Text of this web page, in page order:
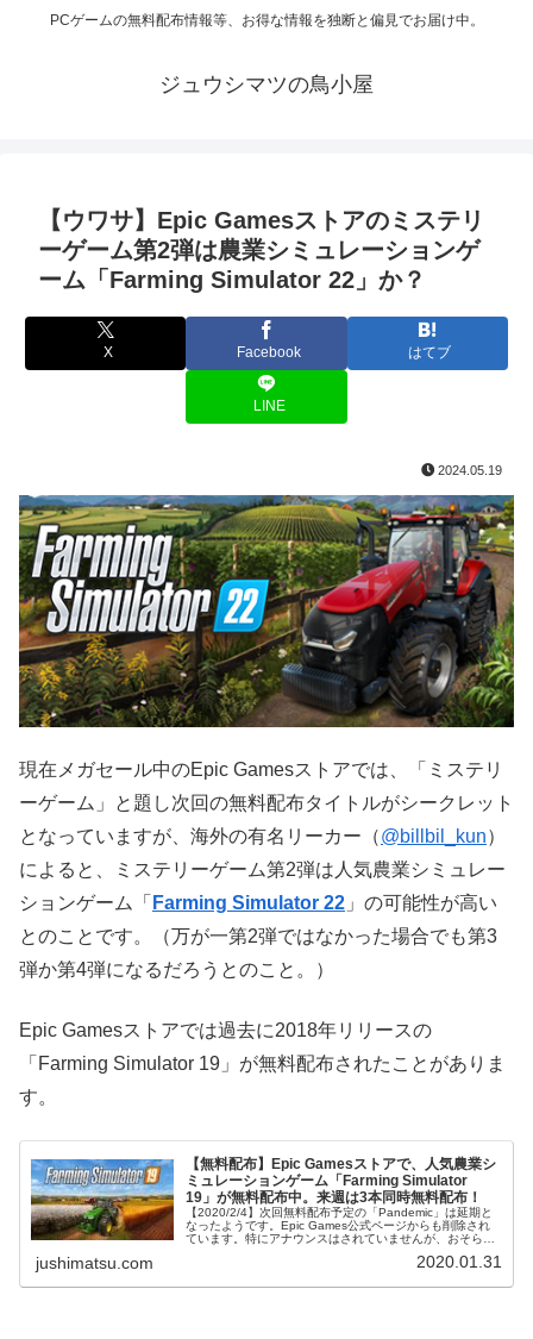
PCゲームの無料配布情報等、お得な情報を独断と偏見でお届け中。
ジュウシマツの鳥小屋
【ウワサ】Epic Gamesストアのミステリ
ーゲーム第2弾は農業シミュレーションゲ
ーム「Farming Simulator 22」か？
X Facebook はてブ
LINE
2024.05.19
現在メガセール中のEpic Gamesストアでは、「ミステリ
ーゲーム」と題し次回の無料配布タイトルがシークレット
となっていますが、海外の有名リーカー（@billbil_kun）
によると、ミステリーゲーム第2弾は人気農業シミュレー
ションゲーム「 Farming Simulator 22 」の可能性が高い
とのことです。（万が一第2弾ではなかった場合でも第3
弾か第4弾になるだろうとのこと。）
Epic Gamesストアでは過去に2018年リリースの
「Farming Simulator 19」が無料配布されたことがありま
す。
【無料配布】Epic Gamesストアで、人気農業シ
ミュレーションゲーム「Farming Simulator
19」が無料配布中。来週は3本同時無料配布！
【2020/2/4】次回無料配布予定の「Pandemic」は延期と
なったようです。Epic Games公式ページからも削除され
ています。特にアナウンスはされていませんが、おそらく
jushimatsu.com 2020.01.31